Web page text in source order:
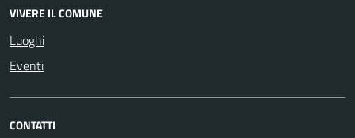
VIVERE IL COMUNE
Luoghi
Eventi
CONTATTI